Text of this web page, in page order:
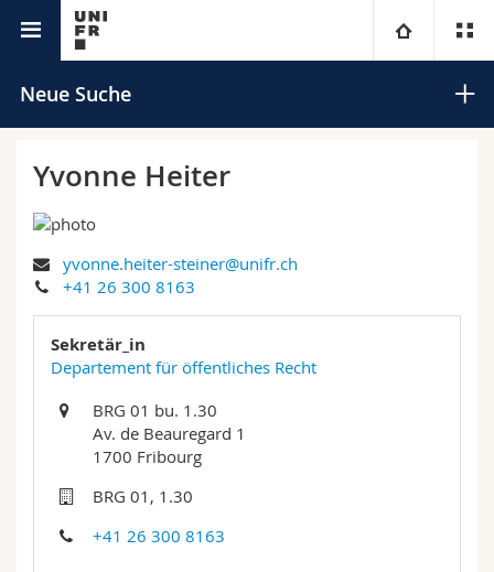
Universität
Campus
Forschung
Rechtswissenschaftliche Fak.
Fak. für Erziehungs- und Bildungswissenschaften
Math.-Nat. und Med. Fak.
Informationen für
Studieninteressierte
Forschende
Mitarbeitende
Ressourcen
Bibliotheken
Webmail
Neue Suche
Suchen
Erweiterte Suche
Yvonne Heiter
yvonne.heiter-steiner@unifr.ch
+41 26 300 8163
Sekretär_in
Departement für öffentliches Recht
BRG 01 bu. 1.30
Av. de Beauregard 1
1700 Fribourg
BRG 01, 1.30
+41 26 300 8163